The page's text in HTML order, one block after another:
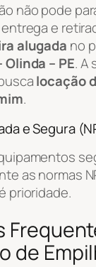
não pode
e
alugada no
Olinda – PE. A
locação
.
e Segura
as normas
prioridade.
de